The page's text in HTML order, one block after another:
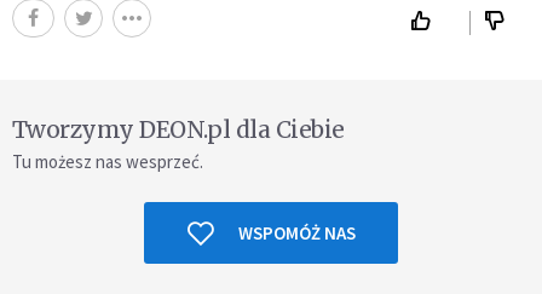
Tworzymy DEON.pl dla Ciebie
Tu możesz nas wesprzeć.
WSPOMÓŻ NAS